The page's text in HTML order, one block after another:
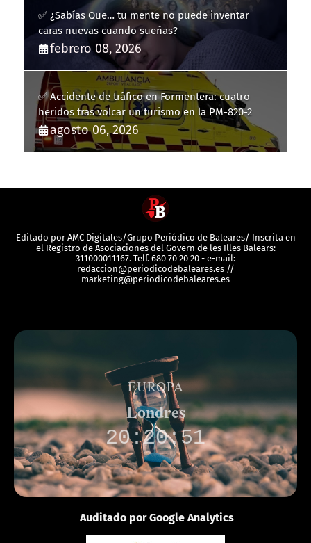
✅ ¿Sabías Que… tu mente no puede inventar
caras nuevas cuando sueñas?
febrero 08, 2026
✅ Accidente de tráfico en Formentera: cuatro
heridos tras volcar un turismo en la PM-820-2
agosto 06, 2026
Editado por AMC Digitales/Grupo Periódico de Baleares/ Inscrita en
el Registro de Asociaciones del Govern de les Illes Balears:
311000011167. Telf. 680 70 20 20 - e-mail:
redaccion@periodicodebaleares.es //
marketing@periodicodebaleares.es
EUROPA
Londres
20:20:51
Auditado por Google Analytics